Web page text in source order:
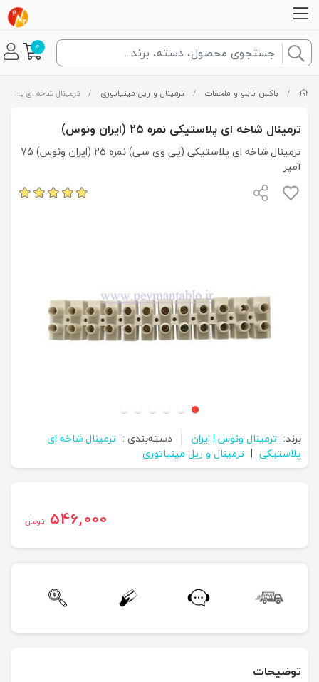
0
/ باکس تابلو و ملحقات / ترمینال و ریل مینیاتوری / ترمینال شاخه ای پلاستیکی نمره 25 (ایران ونوس)
ترمینال شاخه ای پلاستیکی نمره 25 (ایران ونوس)
ترمینال شاخه ای پلاستیکی (پی وی سی) نمره 25 (ایران ونوس) 75
آمپر
برند: ترمینال ونوس | ایران دسته‌بندی : ترمینال شاخه ای
پلاستیکی | ترمینال و ریل مینیاتوری
546,000 تومان
توضیحات